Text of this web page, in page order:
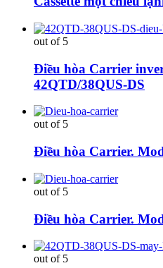
out of 5
Điều hòa Carrier
42QTD/38QUS-DS
out of 5
Điều hòa Carrier.
out of 5
Điều hòa Carrier.
out of 5